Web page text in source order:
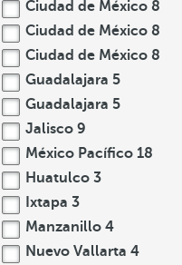
Ciudad de México 8
Ciudad de México 8
Ciudad de México 8
Guadalajara 5
Guadalajara 5
Jalisco 9
México Pacífico 18
Huatulco 3
Ixtapa 3
Manzanillo 4
Nuevo Vallarta 4